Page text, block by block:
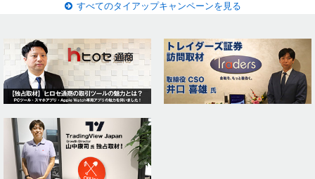
すべてのタイアップキャンペーンを見る